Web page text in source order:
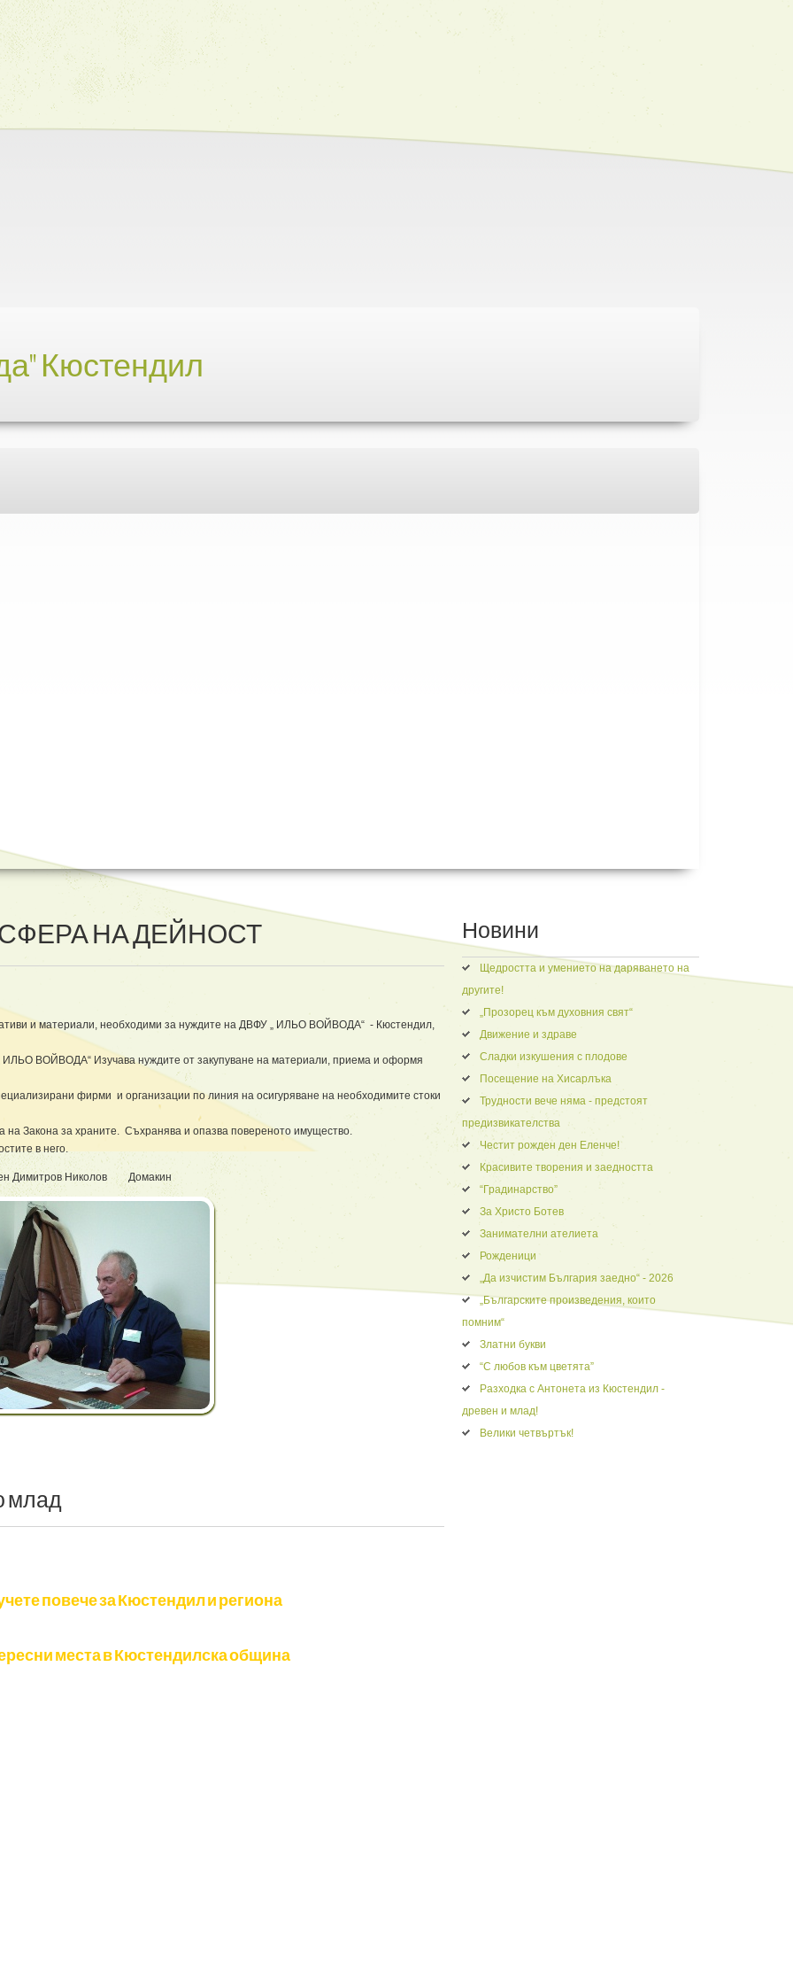
Кюстендил
НА ДЕЙНОСТ
и материали, необходими за нуждите на ДВФУ „ ИЛЬО ВОЙВОДА“ - Кюстендил,
ИЛЬО ВОЙВОДА“ Изучава нуждите от закупуване на материали, приема и оформя
фирми и организации по линия на осигуряване на необходимите стоки
на Закона за храните. Съхранява и опазва повереното имущество.
в него.
Димитров Николов Домакин
млад
повече за Кюстендил и региона
места в Кюстендилска община
Новини
Щедростта и умението на даряването на
другите!
„Прозорец към духовния свят“
Движение и здраве
Сладки изкушения с плодове
Посещение на Хисарлъка
Трудности вече няма - предстоят
предизвикателства
Честит рожден ден Еленче!
Красивите творения и заедността
“Градинарство”
За Христо Ботев
Занимателни ателиета
Рожденици
„Да изчистим България заедно“ - 2026
„Българските произведения, които
помним“
Златни букви
“С любов към цветята”
Разходка с Антонета из Кюстендил -
древен и млад!
Велики четвъртък!